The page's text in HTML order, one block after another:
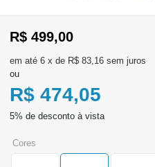
aqui
Registre-
se
R$ 499,00
6 x de R$ 83,16 sem juros
ou
R$ 474,05
cores